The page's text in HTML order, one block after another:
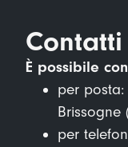
Contatti
È possibile
per posta:
Brissogne
per